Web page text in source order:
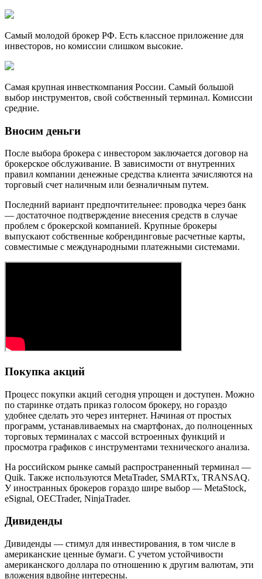
Самый молодой брокер РФ. Есть классное приложение для
инвесторов, но комиссии слишком высокие.
Самая крупная инвесткомпания России. Самый большой
выбор инструментов, свой собственный терминал. Комиссии
средние.
Вносим деньги
После выбора брокера с инвестором заключается договор на
брокерское обслуживание. В зависимости от внутренних
правил компании денежные средства клиента зачисляются на
торговый счет наличным или безналичным путем.
Последний вариант предпочтительнее: проводка через банк
— достаточное подтверждение внесения средств в случае
проблем с брокерской компанией. Крупные брокеры
выпускают собственные кобрендинговые расчетные карты,
совместимые с международными платежными системами.
Покупка акций
Процесс покупки акций сегодня упрощен и доступен. Можно
по старинке отдать приказ голосом брокеру, но гораздо
удобнее сделать это через интернет. Начиная от простых
программ, устанавливаемых на смартфонах, до полноценных
торговых терминалах с массой встроенных функций и
просмотра графиков с инструментами технического анализа.
На российском рынке самый распространенный терминал —
Quik. Также используются MetaTrader, SMARTx, TRANSAQ.
У иностранных брокеров гораздо шире выбор — MetaStock,
eSignal, OECTrader, NinjaTrader.
Дивиденды
Дивиденды — стимул для инвестирования, в том числе в
американские ценные бумаги. С учетом устойчивости
американского доллара по отношению к другим валютам, эти
вложения вдвойне интересны.